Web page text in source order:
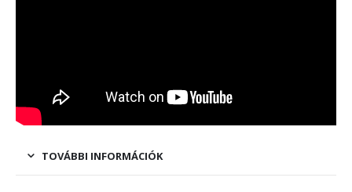
TOVÁBBI INFORMÁCIÓK